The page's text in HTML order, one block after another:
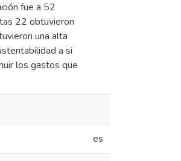
fue a 52
22 obtuvieron
una alta
a si
los gastos que
es